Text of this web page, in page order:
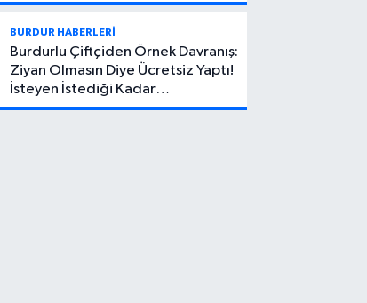
Yitirdi
BURDUR HABERLERİ
Burdurlu Çiftçiden Örnek Davranış:
Ziyan Olmasın Diye Ücretsiz Yaptı!
İsteyen İstediği Kadar
Toplayabilecek